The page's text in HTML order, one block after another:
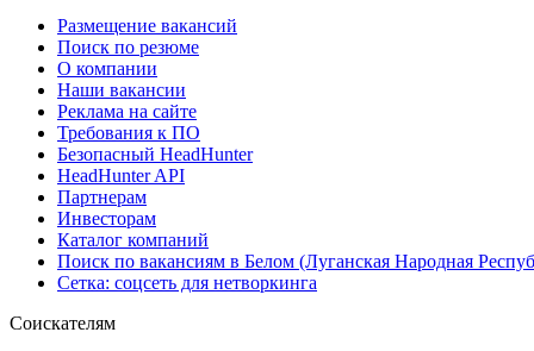
Размещение вакансий
Поиск по резюме
О компании
Наши вакансии
Реклама на сайте
Требования к ПО
Безопасный HeadHunter
HeadHunter API
Партнерам
Инвесторам
Каталог компаний
Поиск по вакансиям в Белом (Луганская Народная
Сетка: соцсеть для нетворкинга
Соискателям